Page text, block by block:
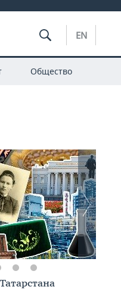
EN
Общество
полка